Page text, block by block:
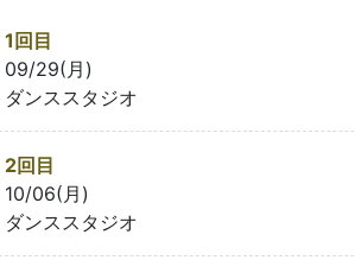
1回目
09/29(月)
ダンススタジオ
2回目
10/06(月)
ダンススタジオ